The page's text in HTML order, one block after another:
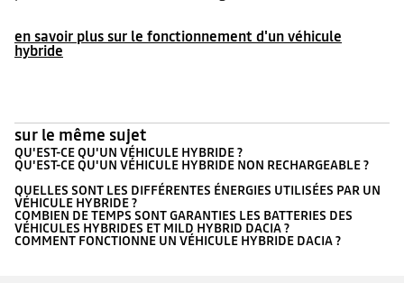
en savoir plus sur le fonctionnement d'un véhicule
hybride
sur le même sujet
QU'EST-CE QU'UN VÉHICULE HYBRIDE ?
QU'EST-CE QU'UN VÉHICULE HYBRIDE NON RECHARGEABLE ?
QUELLES SONT LES DIFFÉRENTES ÉNERGIES UTILISÉES PAR UN
VÉHICULE HYBRIDE ?
COMBIEN DE TEMPS SONT GARANTIES LES BATTERIES DES
VÉHICULES HYBRIDES ET MILD HYBRID DACIA ?
COMMENT FONCTIONNE UN VÉHICULE HYBRIDE DACIA ?